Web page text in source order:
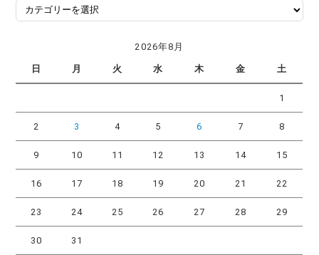
カ
テ
ー
2026年8月
日 月 火 水 木 金 土
1
2 3 4 5 6 7 8
9 10 11 12 13 14 15
16 17 18 19 20 21 22
23 24 25 26 27 28 29
30 31